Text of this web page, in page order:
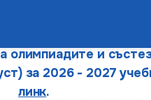
олимпиадите и
за 2026 - 2027
линк.